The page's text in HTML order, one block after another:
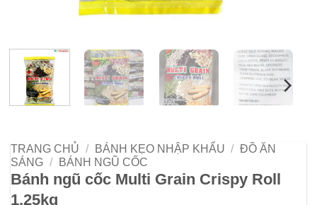
TRANG CHỦ / BÁNH KẸO NHẬP KHẨU / ĐỒ ĂN
SÁNG / BÁNH NGŨ CỐC
Bánh ngũ cốc Multi Grain Crispy Roll
1.25kg